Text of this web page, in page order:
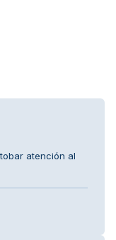
atención al